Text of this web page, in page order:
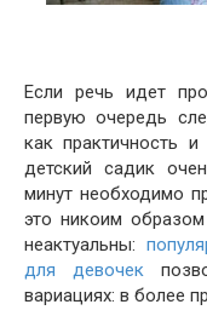
Если речь идет
первую очередь
как практичность
детский садик
минут необходимо
это никоим
неактуальны:
для девочек
вариациях: в более